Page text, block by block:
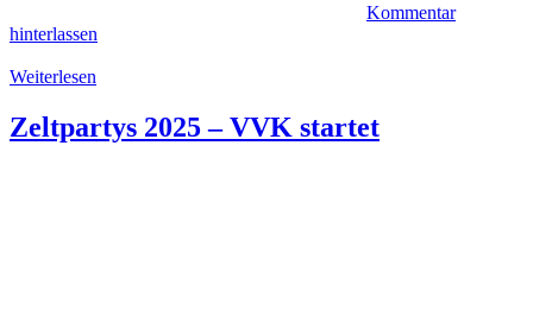
Kommentar
hinterlassen
Weiterlesen
Zeltpartys 2025 – VVK startet